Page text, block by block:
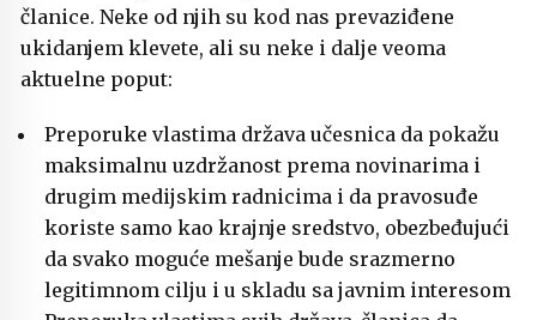
članice. Neke od njih su kod nas prevaziđene
ukidanjem klevete, ali su neke i dalje veoma
aktuelne poput:
Preporuke vlastima država učesnica da pokažu
maksimalnu uzdržanost prema novinarima i
drugim medijskim radnicima i da pravosuđe
koriste samo kao krajnje sredstvo, obezbeđujući
da svako moguće mešanje bude srazmerno
legitimnom cilju i u skladu sa javnim interesom